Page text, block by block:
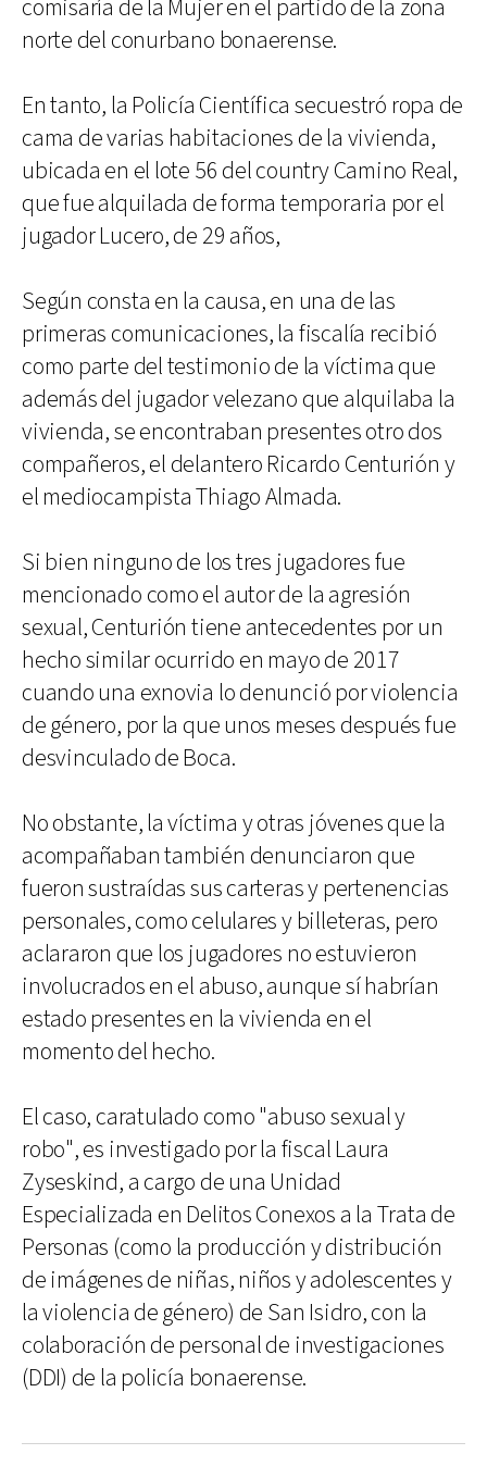
comisaría de la Mujer en el partido de la zona
norte del conurbano bonaerense.
En tanto, la Policía Científica secuestró ropa de
cama de varias habitaciones de la vivienda,
ubicada en el lote 56 del country Camino Real,
que fue alquilada de forma temporaria por el
jugador Lucero, de 29 años,
Según consta en la causa, en una de las
primeras comunicaciones, la fiscalía recibió
como parte del testimonio de la víctima que
además del jugador velezano que alquilaba la
vivienda, se encontraban presentes otro dos
compañeros, el delantero Ricardo Centurión y
el mediocampista Thiago Almada.
Si bien ninguno de los tres jugadores fue
mencionado como el autor de la agresión
sexual, Centurión tiene antecedentes por un
hecho similar ocurrido en mayo de 2017
cuando una exnovia lo denunció por violencia
de género, por la que unos meses después fue
desvinculado de Boca.
No obstante, la víctima y otras jóvenes que la
acompañaban también denunciaron que
fueron sustraídas sus carteras y pertenencias
personales, como celulares y billeteras, pero
aclararon que los jugadores no estuvieron
involucrados en el abuso, aunque sí habrían
estado presentes en la vivienda en el
momento del hecho.
El caso, caratulado como "abuso sexual y
robo", es investigado por la fiscal Laura
Zyseskind, a cargo de una Unidad
Especializada en Delitos Conexos a la Trata de
Personas (como la producción y distribución
de imágenes de niñas, niños y adolescentes y
la violencia de género) de San Isidro, con la
colaboración de personal de investigaciones
(DDI) de la policía bonaerense.